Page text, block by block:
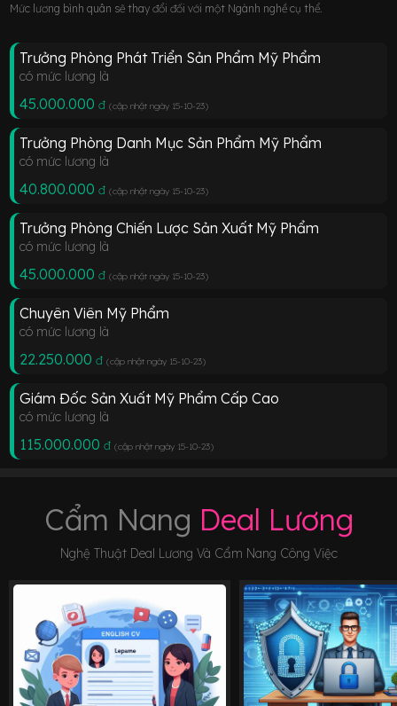
Mức lương bình quân sẽ thay đổi đối với một Ngành nghề cụ thể.
Trưởng Phòng Phát Triển Sản Phẩm Mỹ Phẩm
có mức lương là
45.000.000 đ (cập nhật ngày 15-10-23)
Trưởng Phòng Danh Mục Sản Phẩm Mỹ Phẩm
có mức lương là
40.800.000 đ (cập nhật ngày 15-10-23)
Trưởng Phòng Chiến Lược Sản Xuất Mỹ Phẩm
có mức lương là
45.000.000 đ (cập nhật ngày 15-10-23)
Chuyên Viên Mỹ Phẩm
có mức lương là
22.250.000 đ (cập nhật ngày 15-10-23)
Giám Đốc Sản Xuất Mỹ Phẩm Cấp Cao
có mức lương là
115.000.000 đ (cập nhật ngày 15-10-23)
Cẩm Nang Deal Lương
Nghệ Thuật Deal Lương Và Cẩm Nang Công Việc